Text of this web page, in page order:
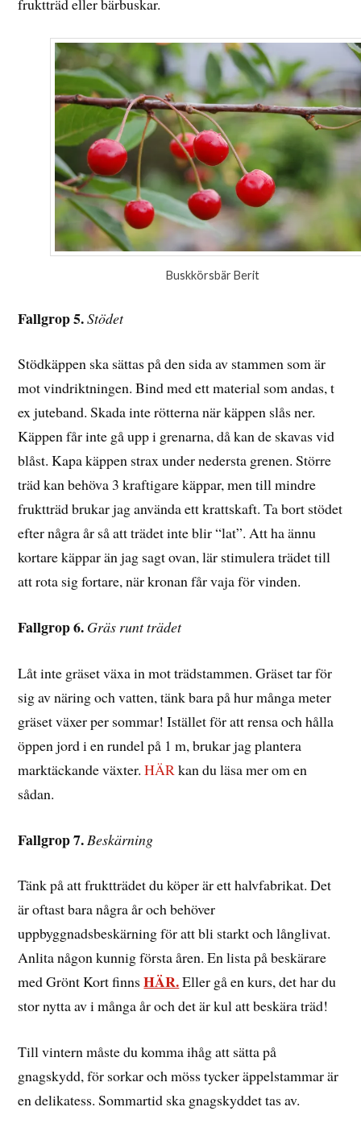
fruktträd eller bärbuskar.
Buskkörsbär Berit
Fallgrop 5.Stödet
Stödkäppen ska sättas på den sida av stammen som är
mot vindriktningen. Bind med ett material som andas, t
ex juteband. Skada inte rötterna när käppen slås ner.
Käppen får inte gå upp i grenarna, då kan de skavas vid
blåst. Kapa käppen strax under nedersta grenen. Större
träd kan behöva 3 kraftigare käppar, men till mindre
fruktträd brukar jag använda ett krattskaft. Ta bort stödet
efter några år så att trädet inte blir “lat”. Att ha ännu
kortare käppar än jag sagt ovan, lär stimulera trädet till
att rota sig fortare, när kronan får vaja för vinden.
Fallgrop 6. Gräs runt trädet
Låt inte gräset växa in mot trädstammen. Gräset tar för
sig av näring och vatten, tänk bara på hur många meter
gräset växer per sommar! Istället för att rensa och hålla
öppen jord i en rundel på 1 m, brukar jag plantera
marktäckande växter.HÄRkan du läsa mer om en
sådan.
Fallgrop 7. Beskärning
Tänk på att fruktträdet du köper är ett halvfabrikat. Det
är oftast bara några år och behöver
uppbyggnadsbeskärning för att bli starkt och långlivat.
Anlita någon kunnig första åren. En lista på beskärare
med Grönt Kort finnsHÄR.Eller gå en kurs, det har du
stor nytta av i många år och det är kul att beskära träd!
Till vintern måste du komma ihåg att sätta på
gnagskydd, för sorkar och möss tycker äppelstammar är
en delikatess. Sommartid ska gnagskyddet tas av.